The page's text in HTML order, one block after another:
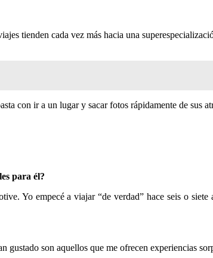
tienden cada vez más hacia una
con ir a un lugar y sacar fotos rápidamente de sus
para él?
Yo empecé a viajar “de verdad” hace seis o
son aquellos que me ofrecen experiencias